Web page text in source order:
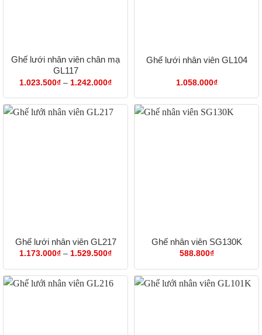
Ghế lưới nhân viên chân mạ
GL117
1.023.500₫ – 1.242.000₫Khoảng
từ
1.023.500₫
đến
Ghế lưới nhân viên GL104
1.058.000₫
Ghế lưới nhân viên GL217
1.173.000₫ – 1.529.500₫Khoảng
từ
1.173.000₫
đến
Ghế nhân viên SG130K
588.800₫